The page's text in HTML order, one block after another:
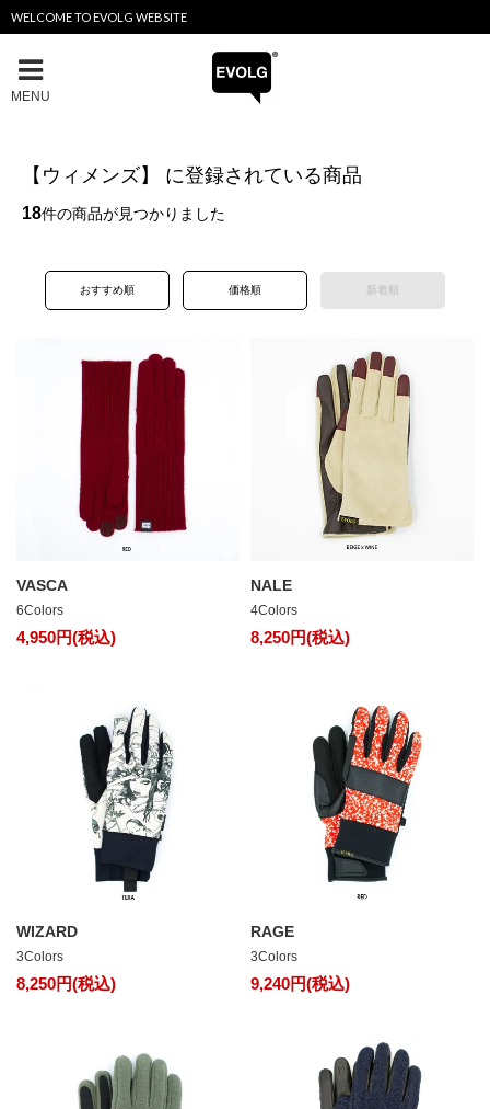
WELCOME TO EVOLG WEBSITE
MENU
【ウィメンズ】 に登録されている商品
18件の商品が見つかりました
おすすめ順 価格順 新着順
VASCA
6Colors
4,950円(税込)
NALE
4Colors
8,250円(税込)
WIZARD
3Colors
8,250円(税込)
RAGE
3Colors
9,240円(税込)